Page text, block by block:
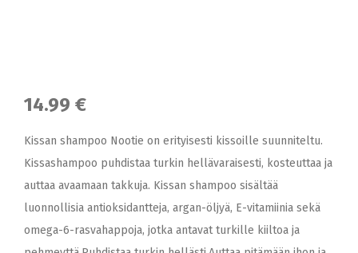
14.99 €
Kissan shampoo Nootie on erityisesti kissoille suunniteltu.
Kissashampoo puhdistaa turkin hellävaraisesti, kosteuttaa ja
auttaa avaamaan takkuja. Kissan shampoo sisältää
luonnollisia antioksidantteja, argan-öljyä, E-vitamiinia sekä
omega-6-rasvahappoja, jotka antavat turkille kiiltoa ja